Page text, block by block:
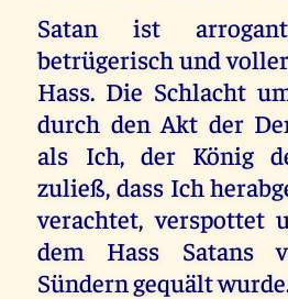
Satan ist
betrügerisch und
Hass. Die Schlacht
durch den Akt der
als Ich, der König
zuließ, dass Ich
verachtet,
dem Hass Satans
Sündern gequält